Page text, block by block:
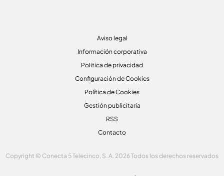
Aviso legal
Información corporativa
Politica de privacidad
Configuración de Cookies
Política de Cookies
Gestión publicitaria
RSS
Contacto
Copyright © Conecta 5 Telecinco, S. A. 2026 Todos los derechos reservados